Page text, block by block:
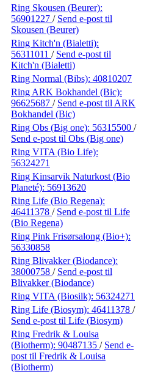
Ring Skousen (Beurer):
56901227 / Send e-post til
Skousen (Beurer)
Ring Kitch'n (Bialetti):
56311011 / Send e-post til
Kitch'n (Bialetti)
Ring Normal (Bibs): 40810207
Ring ARK Bokhandel (Bic):
96625687 / Send e-post til ARK
Bokhandel (Bic)
Ring Obs (Big one): 56315500 /
Send e-post til Obs (Big one)
Ring VITA (Bio Life):
56324271
Ring Kinsarvik Naturkost (Bio
Planeté): 56913620
Ring Life (Bio Regena):
46411378 / Send e-post til Life
(Bio Regena)
Ring Pink Frisørsalong (Bio+):
56330858
Ring Blivakker (Biodance):
38000758 / Send e-post til
Blivakker (Biodance)
Ring VITA (Biosilk): 56324271
Ring Life (Biosym): 46411378 /
Send e-post til Life (Biosym)
Ring Fredrik & Louisa
(Biotherm): 90487135 / Send e-
post til Fredrik & Louisa
(Biotherm)